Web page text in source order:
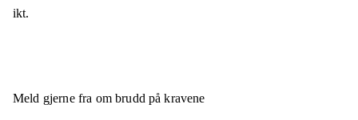
ikt.
Meld gjerne fra om brudd på kravene